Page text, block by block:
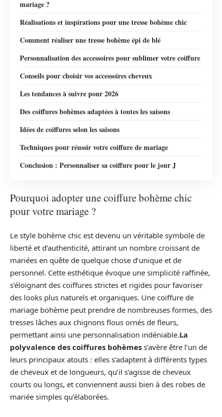
mariage ?
Réalisations et inspirations pour une tresse bohème chic
Comment réaliser une tresse bohème épi de blé
Personnalisation des accessoires pour sublimer votre coiffure
Conseils pour choisir vos accessoires cheveux
Les tendances à suivre pour 2026
Des coiffures bohèmes adaptées à toutes les saisons
Idées de coiffures selon les saisons
Techniques pour réussir votre coiffure de mariage
Conclusion : Personnaliser sa coiffure pour le jour J
Pourquoi adopter une coiffure bohème chic
pour votre mariage ?
Le style bohème chic est devenu un véritable symbole de
liberté et d’authenticité, attirant un nombre croissant de
mariées en quête de quelque chose d’unique et de
personnel. Cette esthétique évoque une simplicité raffinée,
s’éloignant des coiffures strictes et rigides pour favoriser
des looks plus naturels et organiques. Une coiffure de
mariage bohème peut prendre de nombreuses formes, des
tresses lâches aux chignons flous ornés de fleurs,
permettant ainsi une personnalisation indéniable.La
polyvalence des coiffures bohèmes s’avère être l’un de
leurs principaux atouts : elles s’adaptent à différents types
de cheveux et de longueurs, qu’il s’agisse de cheveux
courts ou longs, et conviennent aussi bien à des robes de
mariée simples qu’élaborées.